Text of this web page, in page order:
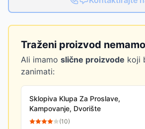
Traženi proizvod
Ali imamo slične proizvode koji
zanimati:
Sklopiva Klupa Za Proslave,
Kampovanje, Dvorište
(10)